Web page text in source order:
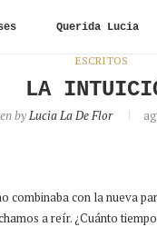
Querida Lucia
ESCRITOS
LA
byLucia La De Flor
combinaba con la nueva
a reír. ¿Cuánto